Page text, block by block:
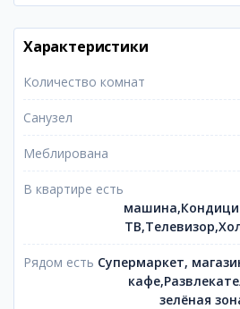
Характеристики
Количество комнат
Санузел
Меблирована
В квартире есть
Рядом есть Супермаркет,
зелёная